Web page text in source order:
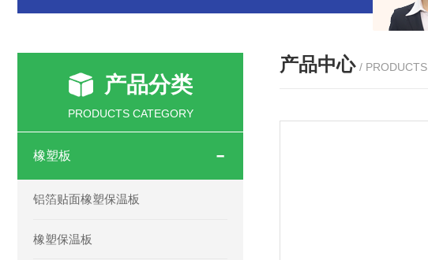
产品分类
PRODUCTS CATEGORY
橡塑板
铝箔贴面橡塑保温板
橡塑保温板
产品中心 / PRODUCTS